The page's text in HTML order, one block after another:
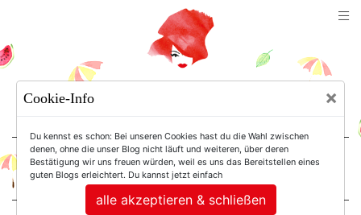
For Women. Not Girls.
Cookie-Info ×
Du kennst es schon: Bei unseren Cookies hast du die Wahl zwischen
denen, ohne die unser Blog nicht läuft und weiteren, über deren
Bestätigung wir uns freuen würden, weil es uns das Bereitstellen eines
guten Blogs erleichtert. Du kannst jetzt einfach
alle akzeptieren & schließen